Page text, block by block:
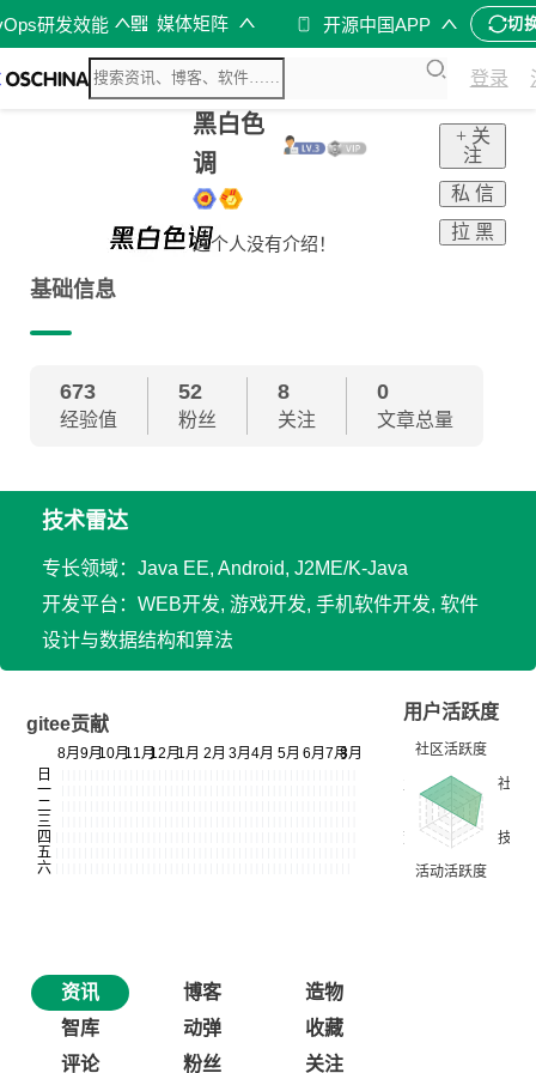
研发效能 媒体矩阵 开源中国APP 切
登录
黑白色
调
这个人没有介绍！
+ 关
注
私 信
拉 黑
基础信息
673
经验值
52
粉丝
8
关注
0
文章总量
技术雷达
专长领域：Java EE, Android, J2ME/K-Java
开发平台：WEB开发, 游戏开发, 手机软件开发, 软件
设计与数据结构和算法
gitee贡献
用户活跃度
资讯 博客
造物
智库
动弹
收藏
评论
粉丝 关注